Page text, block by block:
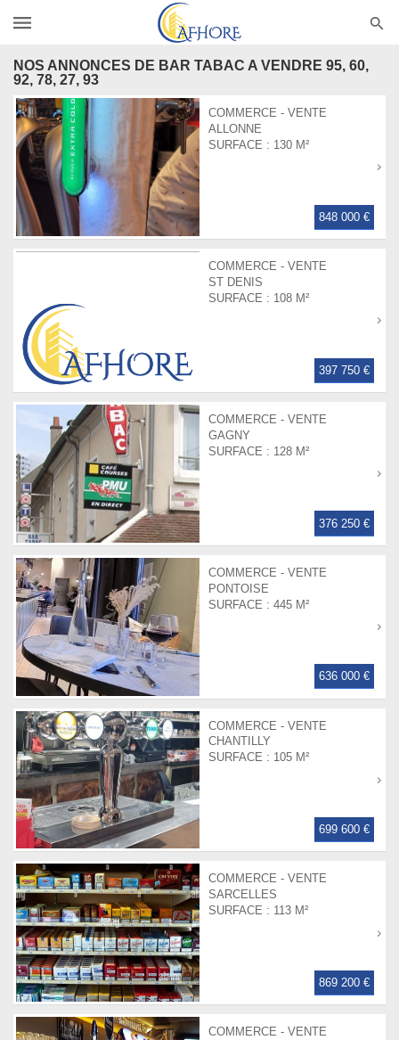
NOS ANNONCES DE BAR TABAC A VENDRE 95, 60,
92, 78, 27, 93
COMMERCE - VENTE
ALLONNE
SURFACE : 130 M²
848 000 €
COMMERCE - VENTE
ST DENIS
SURFACE : 108 M²
397 750 €
COMMERCE - VENTE
GAGNY
SURFACE : 128 M²
376 250 €
COMMERCE - VENTE
PONTOISE
SURFACE : 445 M²
636 000 €
COMMERCE - VENTE
CHANTILLY
SURFACE : 105 M²
699 600 €
COMMERCE - VENTE
SARCELLES
SURFACE : 113 M²
869 200 €
COMMERCE - VENTE